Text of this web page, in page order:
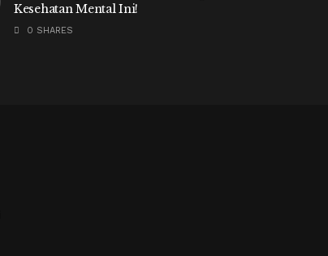
Kesehatan Mental Ini!
0 SHARES